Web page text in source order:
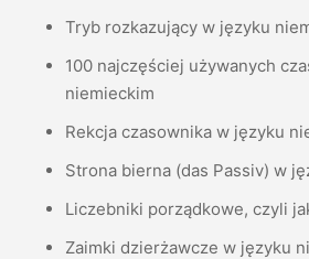
Tryb rozkazujący w języku
100 najczęściej używanych
niemieckim
Rekcja czasownika w języku
Strona bierna (das Passiv) w
Liczebniki porządkowe, czyli
Zaimki dzierżawcze w języku